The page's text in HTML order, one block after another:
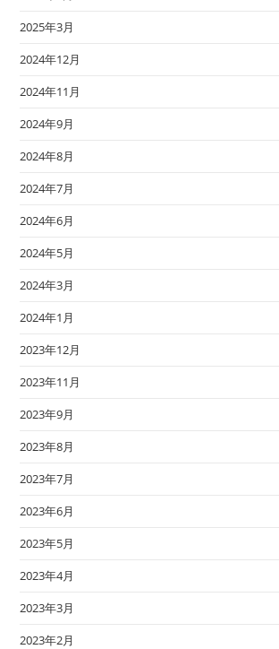
2025年3月
2024年12月
2024年11月
2024年9月
2024年8月
2024年7月
2024年6月
2024年5月
2024年3月
2024年1月
2023年12月
2023年11月
2023年9月
2023年8月
2023年7月
2023年6月
2023年5月
2023年4月
2023年3月
2023年2月